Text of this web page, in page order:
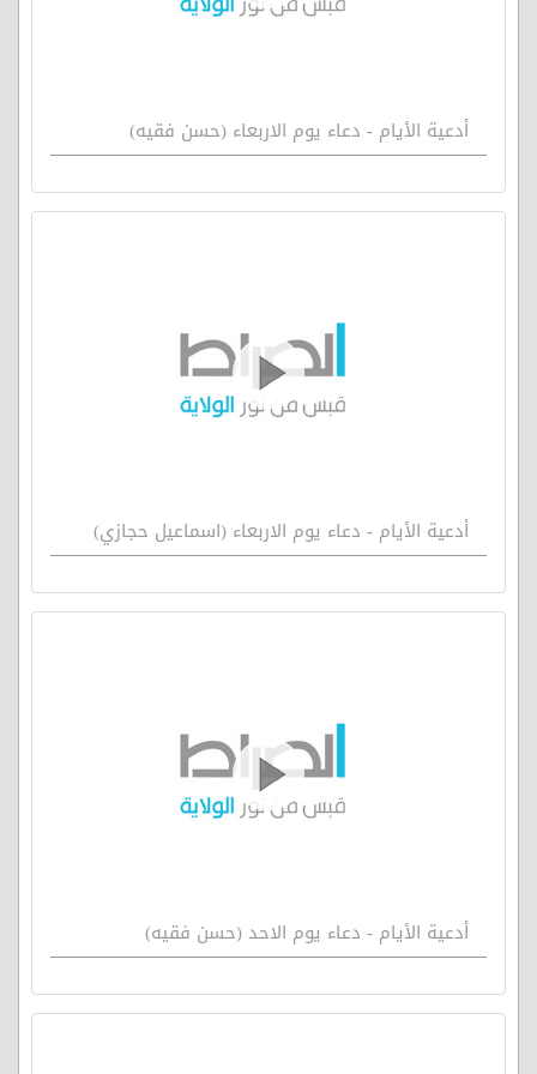
أدعية الأيام - دعاء يوم الاربعاء (حسن فقيه)
أدعية الأيام - دعاء يوم الاربعاء (اسماعيل حجازي)
أدعية الأيام - دعاء يوم الاحد (حسن فقيه)